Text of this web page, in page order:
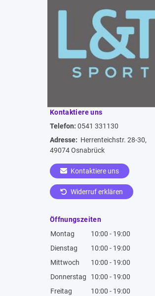
Kontaktiere uns
Telefon: 0541 331130
Adresse: Herrenteichstr. 28-30,
49074 Osnabrück
Kontaktiere uns
Widerruf erklären
Öffnungszeiten
Montag
10:00 - 19:00
Dienstag
10:00 - 19:00
Mittwoch
10:00 - 19:00
Donnerstag
10:00 - 19:00
Freitag
10:00 - 19:00